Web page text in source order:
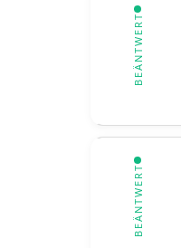
BEÄNTWERT
BEÄNTWERT